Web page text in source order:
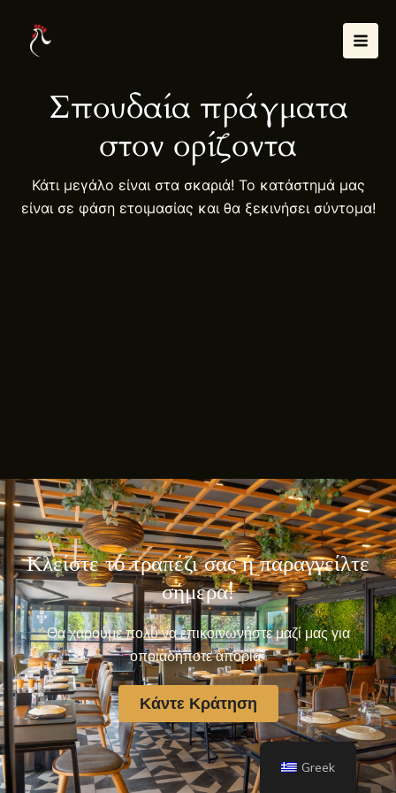
περιεχόμενο
Σπουδαία πράγματα
στον ορίζοντα
Κάτι μεγάλο είναι στα σκαριά! Το κατάστημά μας
είναι σε φάση ετοιμασίας και θα ξεκινήσει σύντομα!
Κλείστε το τραπέζι σας ή παραγγείλτε
σήμερα!
Θα χαρούμε πολύ να επικοινωνήστε μαζί μας για
οποιαδήποτε απορία.
Κάντε Κράτηση
Greek